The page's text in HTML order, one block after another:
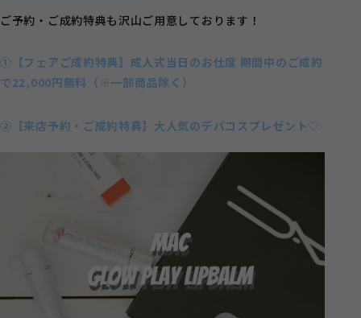
ご予約・ご成約特典も沢山ご用意しております！
①【フェアご成約特典】成人式当日のお仕度 期間中のご成約
で22,000円無料（※一部商品除く）
②【来店予約・ご成約特典】大人気のデパコスプレゼント♡